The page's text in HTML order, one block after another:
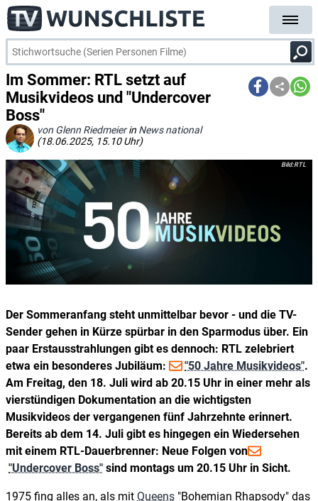
Im Sommer: RTL setzt auf
Musikvideos und "Undercover
Boss"
von Glenn Riedmeierin News national
(18.06.2025, 15.10 Uhr)
RTL
Der Sommeranfang steht unmittelbar bevor - und die TV-
Sender gehen in Kürze spürbar in den Sparmodus über. Ein
paar Erstausstrahlungen gibt es dennoch: RTL zelebriert
etwa ein besonderes Jubiläum:
"50 Jahre Musikvideos".
Am Freitag, den 18. Juli wird ab 20.15 Uhr in einer mehr als
vierstündigen Dokumentation an die wichtigsten
Musikvideos der vergangenen fünf Jahrzehnte erinnert.
Bereits ab dem 14. Juli gibt es hingegen ein Wiedersehen
mit einem RTL-Dauerbrenner: Neue Folgen von
"Undercover Boss" sind montags um 20.15 Uhr in Sicht.
1975 fing alles an, als mit Queens "Bohemian Rhapsody" das